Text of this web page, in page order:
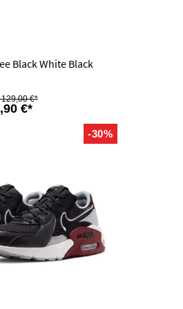
Black White Black
€*
129,00 €*
-30%